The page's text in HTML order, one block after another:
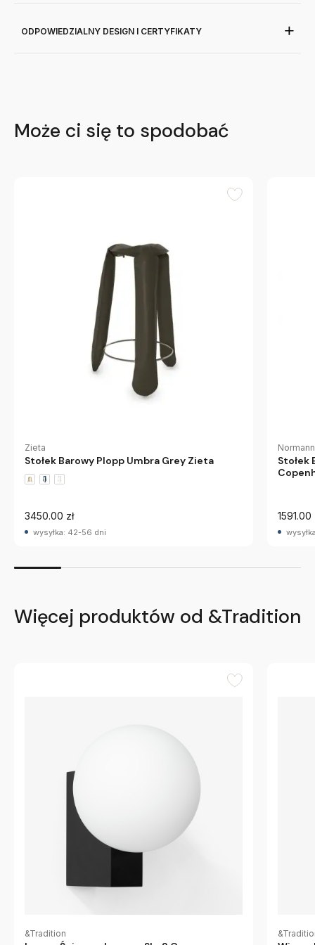
ODPOWIEDZIALNY DESIGN I CERTYFIKATY
Może ci się to spodobać
Zieta
Stołek Barowy Plopp Umbra Grey Zieta
3450.00 zł
wysyłka: 42-56 dni
Stołek
1591.00
Więcej produktów od &Tradition
&Tradition